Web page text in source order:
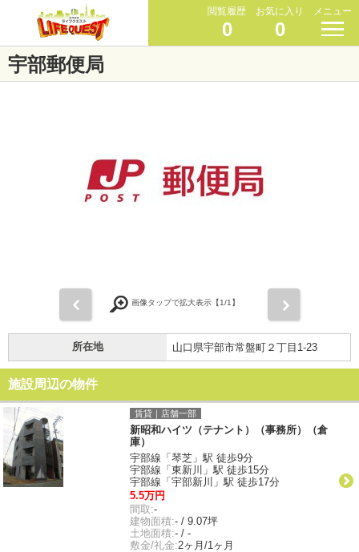
閲覧履歴
0
お気に入り
0
メニュー
宇部郵便局
画像タップで拡大表示【1/1】
所在地 山口県宇部市常盤町２丁目1-23
施設周辺の物件
賃貸｜店舗一部
新昭和ハイツ（テナント）（事務所）（倉
庫）
宇部線「琴芝」駅 徒歩9分
宇部線「東新川」駅 徒歩15分
宇部線「宇部新川」駅 徒歩17分
5.5万円
間取:-
建物面積:- / 9.07坪
土地面積:- / -
敷金/礼金:2ヶ月/1ヶ月